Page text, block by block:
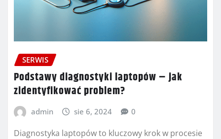
SERWIS
Podstawy diagnostyki laptopów – jak
zidentyfikować problem?
admin sie 6, 2024 0
Diagnostyka laptopów to kluczowy krok w procesie